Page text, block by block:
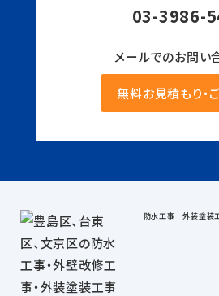
03-3986-
メールでのお問い
無料お見積もり・
防水工事 外装塗